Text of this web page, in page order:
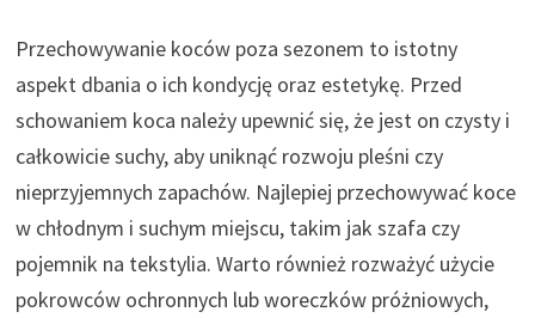
Przechowywanie koców poza sezonem to istotny
aspekt dbania o ich kondycję oraz estetykę. Przed
schowaniem koca należy upewnić się, że jest on czysty i
całkowicie suchy, aby uniknąć rozwoju pleśni czy
nieprzyjemnych zapachów. Najlepiej przechowywać koce
w chłodnym i suchym miejscu, takim jak szafa czy
pojemnik na tekstylia. Warto również rozważyć użycie
pokrowców ochronnych lub woreczków próżniowych,